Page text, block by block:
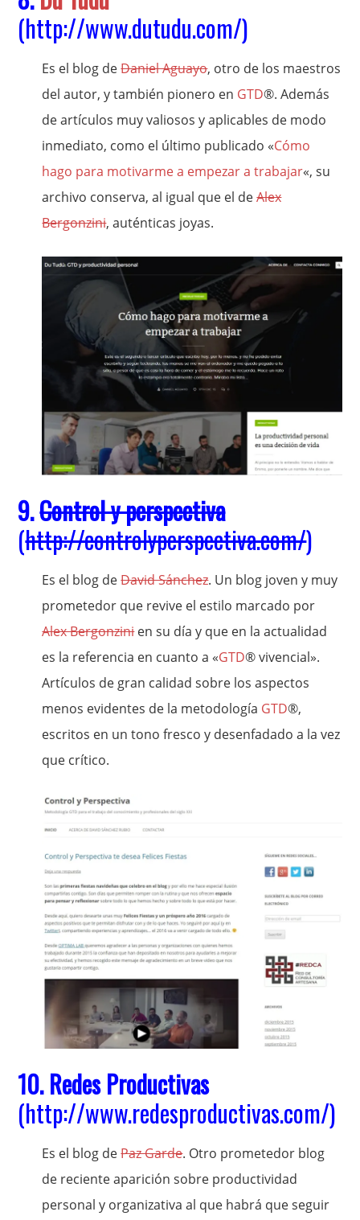
(http://www.dutudu.com/)
Es el blog deDaniel Aguayo, otro de los maestros
del autor, y también pionero en GTD®. Además
de artículos muy valiosos y aplicables de modo
inmediato, como el último publicado «Cómo
hago para motivarme a empezar a trabajar«, su
archivo conserva, al igual que el deAlex
Bergonzini, auténticas joyas.
9.Control y perspectiva
(http://controlyperspectiva.com/)
Es el blog deDavid Sánchez. Un blog joven y muy
prometedor que revive el estilo marcado por
Alex Bergonzinien su día y que en la actualidad
es la referencia en cuanto a «GTD® vivencial».
Artículos de gran calidad sobre los aspectos
menos evidentes de la metodología GTD®,
escritos en un tono fresco y desenfadado a la vez
que crítico.
10.Redes Productivas
(http://www.redesproductivas.com/)
Es el blog dePaz Garde. Otro prometedor blog
de reciente aparición sobre productividad
personal y organizativa al que habrá que seguir